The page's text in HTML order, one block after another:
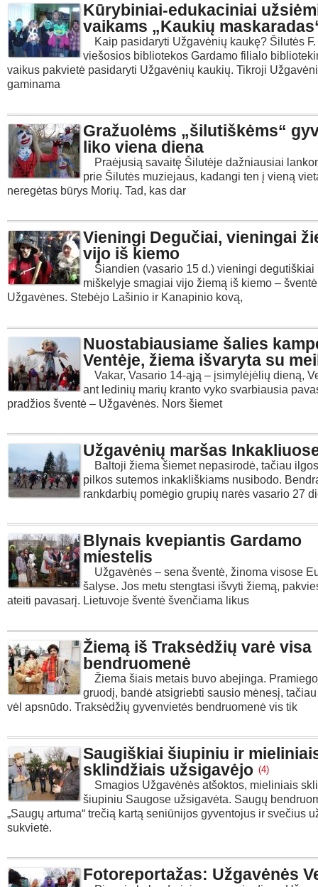
Kūrybiniai-edukaciniai
vaikams „Kaukių
Kaip pasidaryti Užgavėnių kaukę? Šilutės
viešosios bibliotekos Gardamo filialo
vaikus pakvietė pasidaryti Užgavėnių kaukių. Tikroji
gaminama
Gražuolėms „šilutiškėms“
liko viena diena
Praėjusią savaitę Šilutėje dažniausiai
prie Šilutės muziejaus, kadangi ten į vieną
neregėtas būrys Morių. Tad, kas dar
Vieningi Degučiai, vieningai
vijo iš kiemo
Šiandien (vasario 15 d.) vieningi degutiškiai
miškelyje smagiai vijo žiemą iš kiemo – šventė
Užgavėnes. Stebėjo Lašinio ir Kanapinio kovą,
Nuostabiausiame šalies
Ventėje, žiema išvaryta su
Vakar, Vasario 14-ąją – įsimylėjėlių dieną,
ant ledinių marių kranto vyko svarbiausia
pradžios šventė – Užgavėnės. Nors šiemet
Užgavėnių maršas
Baltoji žiema šiemet nepasirodė, tačiau
pilkos sutemos inkakliškiams nusibodo.
rankdarbių pomėgio grupių narės vasario 27
Blynais kvepiantis Gardamo
miestelis
Užgavėnės – sena šventė, žinoma visose
šalyse. Jos metu stengtasi išvyti žiemą,
ateiti pavasarį. Lietuvoje šventė švenčiama likus
Žiemą iš Traksėdžių varė visa
bendruomenė
Žiema šiais metais buvo abejinga.
gruodį, bandė atsigriebti sausio mėnesį,
vėl apsnūdo. Traksėdžių gyvenvietės bendruomenė vis tik
Saugiškiai šiupiniu ir
sklindžiais užsigavėjo (4)
Smagios Užgavėnės atšoktos, mieliniais
šiupiniu Saugose užsigavėta. Saugų
„Saugų artuma“ trečią kartą seniūnijos gyventojus ir svečius
sukvietė.
Fotoreportažas: Užgavėnės